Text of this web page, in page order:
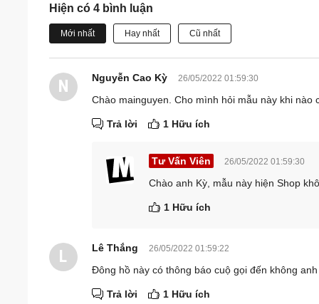
Hiện có 4 bình luận
Mới nhất Hay nhất Cũ nhất
N Nguyễn Cao Kỳ 26/05/2022 01:59:30
Chào mainguyen. Cho mình hỏi mẫu này khi nào
Trả lời 1 Hữu ích
Tư Vấn Viên 26/05/2022 01:59:30
Chào anh Kỳ, mẫu này hiện Shop
1 Hữu ích
L Lê Thắng 26/05/2022 01:59:22
Đông hồ này có thông báo cuộ gọi đến không
Trả lời 1 Hữu ích